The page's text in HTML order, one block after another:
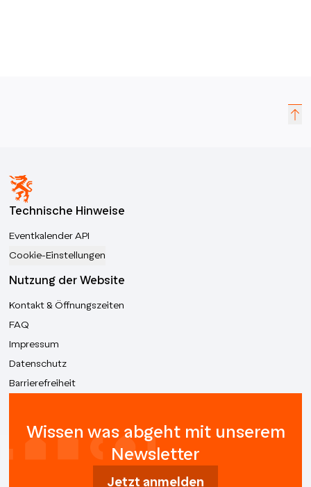
Technische Hinweise
Eventkalender API
Cookie-Einstellungen
Nutzung der Website
Kontakt & Öffnungszeiten
FAQ
Impressum
Datenschutz
Barrierefreiheit
Wissen was abgeht mit unserem
Newsletter
Jetzt anmelden